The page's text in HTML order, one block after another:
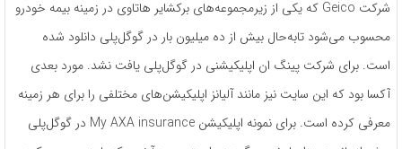
شرکت Geico که یکی از زیرمجموعه‌های برکشایر هاتاوی در زمینه بیمه خودرو
محسوب می‌شود تابه‌حال بیش از ده میلیون بار در گوگل‌پلی دانلود شده
است. برای شرکت پینگ ان اپلیکیشنی در گوگل‌پلی یافت نشد. مورد بعدی
آکسا بود که این سایت نیز مانند آلیانز اپلیکیشن‌های مختلفی را برای هر زمینه
معرفی کرده است. برای نمونه اپلیکیشن My AXA insurance در گوگل‌پلی